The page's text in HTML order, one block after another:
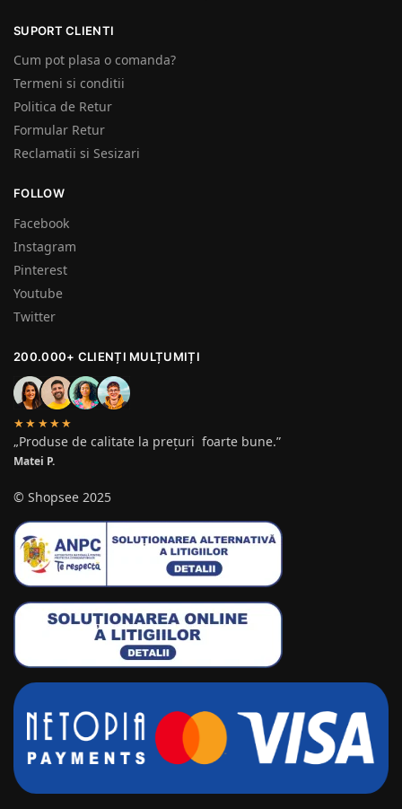
SUPORT CLIENTI
Cum pot plasa o comanda?
Termeni si conditii
Politica de Retur
Formular Retur
Reclamatii si Sesizari
FOLLOW
Facebook
Instagram
Pinterest
Youtube
Twitter
200.000+ CLIENȚI MULȚUMIȚI
★★★★★
„Produse de calitate la prețuri foarte bune.”
Matei P.
© Shopsee 2025